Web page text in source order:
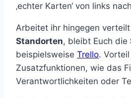
‚echter Karten‘ von links
Arbeitet ihr hingegen
Standorten, bleibt Euch die
beispielsweise Trello.
Zusatzfunktionen, wie das
Verantwortlichkeiten oder